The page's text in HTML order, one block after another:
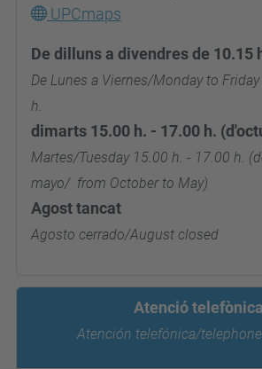
UPCmaps
De dilluns a divendres de 10.15
De Lunes a Viernes/Monday to
h.
dimarts 15.00 h. - 17.00 h.
Martes/Tuesday 15.00 h. - 17.00 h.
mayo/ from October to May)
Agost tancat
Agosto cerrado/August closed
Atenció telefònica
Atención telefónica/